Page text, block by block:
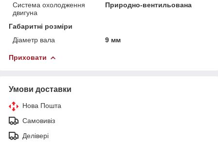
Система охолодження
двигуна
Природно-вентильована
Габаритні розміри
Діаметр вала
9 мм
Приховати
Умови доставки
Нова Пошта
Самовивіз
Делівері